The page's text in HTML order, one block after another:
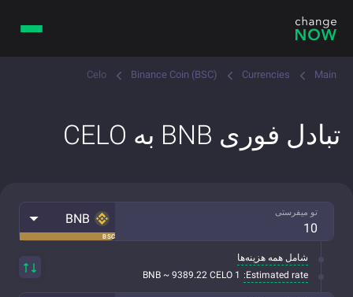
Main
Currencies
Binance Coin (BSC)
Celo
تبادل فوری BNB به CELO
تو میفرستی
BSC
BNB
شامل همه هزینه‌ها
Estimated rate:
1 BNB ~ 9389.22 CELO